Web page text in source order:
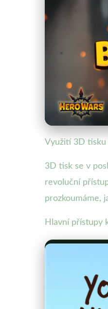
Jak
· 4
Využití 3D tisku
3D tisk se v
revoluční
prozkoumáme,
Hlavní přístupy